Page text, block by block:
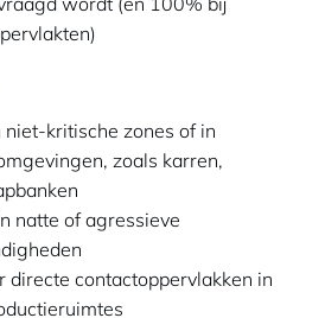
kritische zones of in
zoals karren,
natte of agressieve
directe contactoppervlakken in